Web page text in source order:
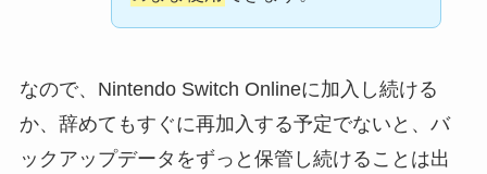
なので、Nintendo Switch Onlineに加入し続ける
か、辞めてもすぐに再加入する予定でないと、バ
ックアップデータをずっと保管し続けることは出